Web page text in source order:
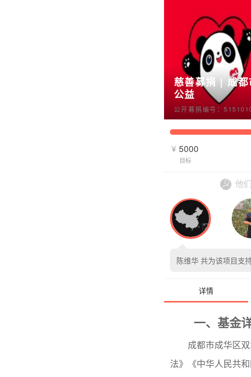
慈善募捐 | 成
公益
公开募捐编号：
¥ 5000
目标
他
陈维华共为该项目支
详情
一、基金
成都市成华区
法》《中华人民共